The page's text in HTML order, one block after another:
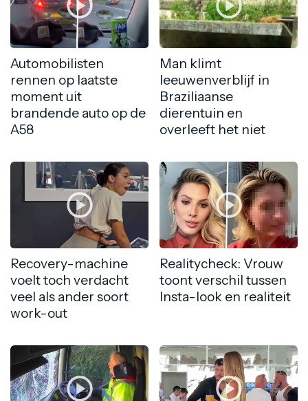
Automobilisten
rennen op laatste
moment uit
brandende auto op de
A58
Man klimt
leeuwenverblijf in
Braziliaanse
dierentuin en
overleeft het niet
Recovery-machine
voelt toch verdacht
veel als ander soort
work-out
Realitycheck: Vrouw
toont verschil tussen
Insta-look en realiteit